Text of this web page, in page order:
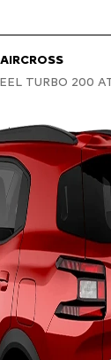
AIRCROSS
TURBO 200